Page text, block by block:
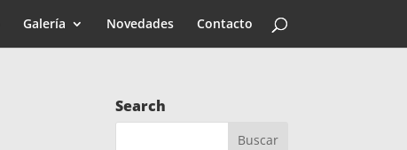
Galería Novedades Contacto
Search